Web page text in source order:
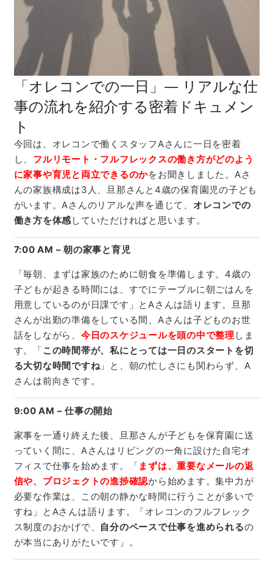
「オレコンでの一日」— リアルな仕
事の流れを紹介する密着ドキュメン
ト
今回は、オレコンで働くスタッフAさんに一日を密着
し、 フルリモート・フルフレックスの働き方がどのよう
に家事や育児と両立できるのかをお聞きしました。Aさ
んの家族構成は3人、旦那さんと4歳の保育園児の子ども
がいます。Aさんのリアルな声を通じて、 オレコンでの
働き方を体感していただければと思います。
7:00 AM – 朝の家事と育児
「毎朝、まずは家族のために朝食を準備します。4歳の
子どもが起きる時間には、すでにテーブルに朝ごはんを
用意しているのが日課です」とAさんは語ります。旦那
さんが出勤の準備をしている間、Aさんは子どものお世
話をしながら、 今日のスケジュールを頭の中で整理 しま
す。「この時間帯が、私にとっては一日のスタートを切
る大切な時間ですね」と、朝の忙しさにも関わらず、A
さんは前向きです。
9:00 AM – 仕事の開始
家事を一通り終えた後、旦那さんが子どもを保育園に送
っていく間に、Aさんはリビングの一角に設けた自宅オ
フィスで仕事を始めます。「まずは、重要なメールの返
信や、プロジェクトの進捗確認から始めます。集中力が
必要な作業は、この朝の静かな時間に行うことが多いで
すね」とAさんは語ります。「オレコンのフルフレック
ス制度のおかげで、 自分のペースで仕事を進められるの
が本当にありがたいです」。